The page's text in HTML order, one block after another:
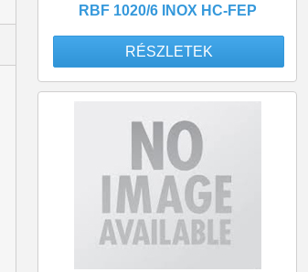
RBF 1020/6 INOX HC-FEP
RÉSZLETEK